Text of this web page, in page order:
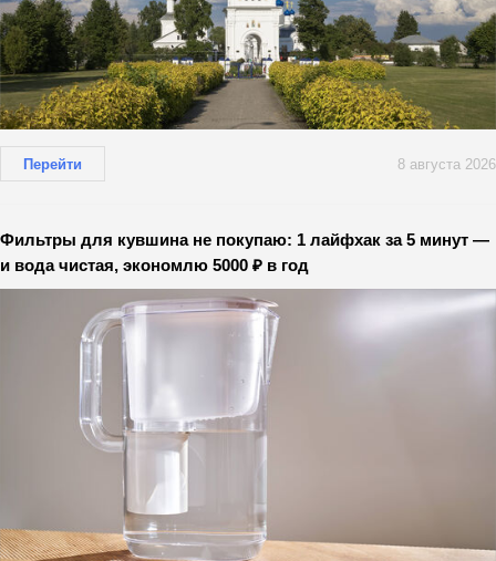
Перейти 8 августа 2026
Фильтры для кувшина не покупаю: 1 лайфхак за 5 минут —
и вода чистая, экономлю 5000 ₽ в год